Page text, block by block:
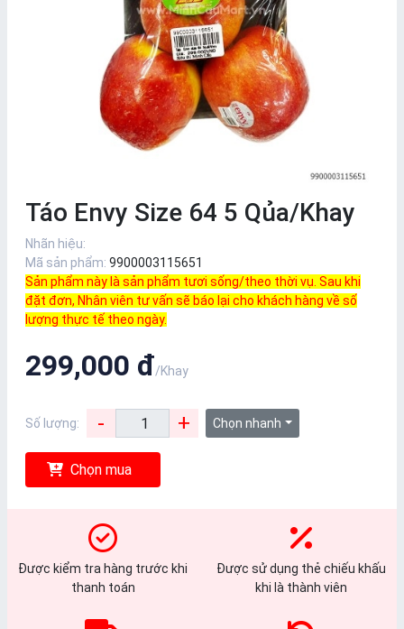
Táo Envy Size 64 5 Qủa/Khay
Nhãn hiệu:
Mã sản phẩm: 9900003115651
Sản phẩm này là sản phẩm tươi sống/theo thời vụ. Sau khi
đặt đơn, Nhân viên tư vấn sẽ báo lại cho khách hàng về số
lượng thực tế theo ngày.
299,000 đ/Khay
Số lượng: - + Chọn nhanh
Chọn mua
Được kiểm tra hàng trước khi
thanh toán
Được sử dụng thẻ chiếu khấu
khi là thành viên